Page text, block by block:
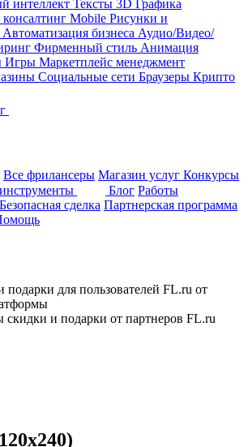
интеллект Тексты 3D Графика
Mobile Рисунки и
Автоматизация бизнеса Аудио/Видео/
Фирменный стиль Анимация
Игры Маркетплейс менеджмент
Социальные сети Браузеры Крипто
Все фрилансеры Магазин услуг Конкурсы
Блог Работы
Безопасная сделка Партнерская программа
подарки для пользователей FL.ru от
и подарки от партнеров FL.ru